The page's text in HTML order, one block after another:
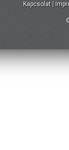
Kapcsolat |